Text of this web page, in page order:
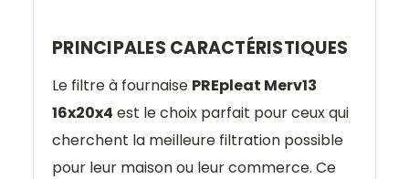
PRINCIPALES CARACTÉRISTIQUES
Le filtre à fournaise PREpleat Merv13
16x20x4 est le choix parfait pour ceux qui
cherchent la meilleure filtration possible
pour leur maison ou leur commerce. Ce